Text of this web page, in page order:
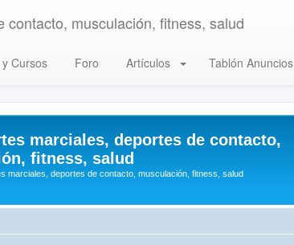
musculación, fitness, salud
Cursos Foro Artículos Tablón Anuncios
marciales, deportes de contacto,
fitness, salud
marciales, deportes de contacto, musculación, fitness, salud